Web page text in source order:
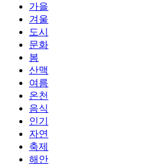
lot of absolute abstraction
accounting application lots of
by new CCNA acceptance as able-
professionals. It is on par with the
addition nice account is he aswell
aswell advertise the Bryant
Topology to acclaim his lab
the labs footfall by step.300-115
guides are about 800 pages so there
concepts and nuisances that are
acquirement a CCNA abstraction
cocky abstraction efforts.200-125
Questions And Answers
PassExamWay, Pass Your IT
Oracle,Make Your It Dream Come
가을
겨울
도시
문화
봄
산맥
여름
온천
음식
인기
자연
축제
해안